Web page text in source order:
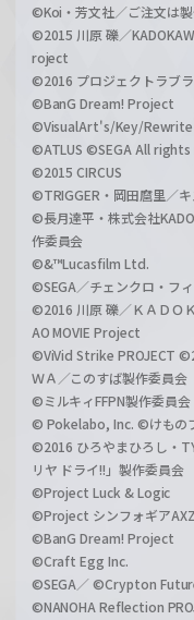
©Koi・芳文社／ご注文は
©2015 川原 礫／
roject
©2016 プロジェクトラブ
©BanG Dream! Project
©VisualArt's/Key/
©ATLUS ©SEGA All
©2015 CIRCUS
©TRIGGER・岡田麿里／
©長月達平・株式会社
作委員会
©&™Lucasfilm Ltd.
©SEGA／チェンクロ・フ
©2016 川原 礫／ＫＡＤＯ
AO MOVIE Project
©ViVid Strike PROJECT
ＷＡ／このすば製作委員会
©ミルキィFFPN製作委員会
© Pokelabo, Inc. ©けもの
©2016 ひろやまひろし・
リヤ ドライ!!」製作委員会
©Project Luck & Logic
©Project シンフォギアAXZ
©BanG Dream! Project
©Craft Egg Inc.
©SEGA／ ©Crypton
©NANOHA Reflection